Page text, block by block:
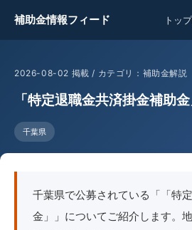
補助金情報フィード トップ
2026-08-02 掲載 / カテゴリ：補助金解説
「特定退職金共済掛金補助金
千葉県
千葉県で公募されている「「特
金」」についてご紹介します。